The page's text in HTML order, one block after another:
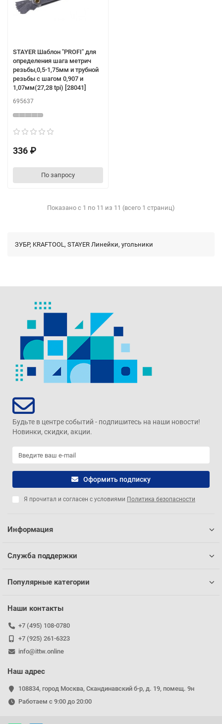
STAYER Шаблон "PROFI" для
определения шага метрич
резьбы,0,5-1,75мм и трубной
резьбы с шагом 0,907 и
1,07мм(27,28 tpi) [28041]
695637
336 ₽
По запросу
Показано с 1 по 11 из 11 (всего 1 страниц)
ЗУБР, KRAFTOOL, STAYER Линейки, угольники
Будьте в центре событий - подпишитесь на наши новости!
Новинки, скидки, акции.
Оформить подписку
Я прочитал и согласен с условиями Политика безопасности
Информация
Служба поддержки
Популярные категории
Наши контакты
+7 (495) 108-0780
+7 (925) 261-6323
info@ittw.online
Наш адрес
108834, город Москва, Скандинавский б-р, д. 19, помещ. 9н
Работаем с 9:00 до 20:00